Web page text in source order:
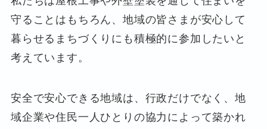
守ることはもちろん、地域の皆さまが安心して
暮らせるまちづくりにも積極的に参加したいと
考えています。
安全で安心できる地域は、行政だけでなく、地
域企業や住民一人ひとりの協力によって築かれ